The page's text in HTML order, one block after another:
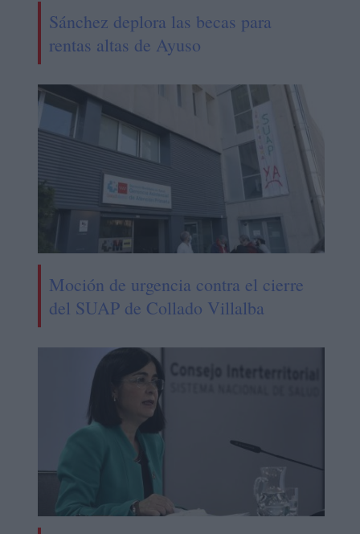
Sánchez deplora las becas para
rentas altas de Ayuso
Moción de urgencia contra el cierre
del SUAP de Collado Villalba